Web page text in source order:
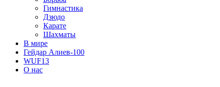
Гимнастика
Дзюдо
Карате
Шахматы
В мире
Гейдар Алиев-100
WUF13
О нас